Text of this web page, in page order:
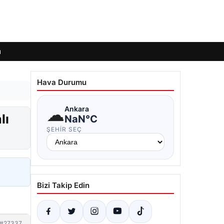
Hava Durumu
☁Ankara
NaN°C
ŞEHIR SEÇ
Bizi Takip Edin